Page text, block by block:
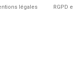
légales RGPD